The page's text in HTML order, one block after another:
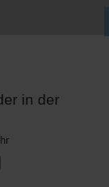
in der